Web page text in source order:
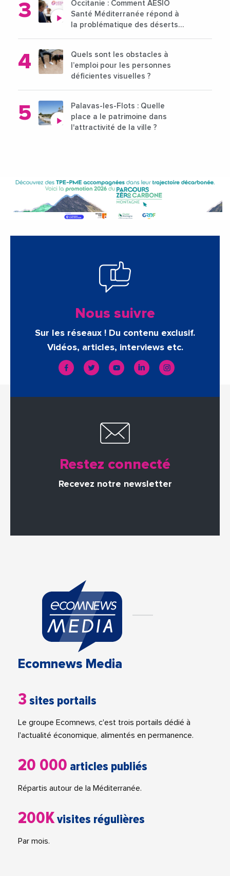
Occitanie : Comment AÉSIO
Santé Méditerranée répond à
la problématique des déserts
Quels sont les obstacles à
l’emploi pour les personnes
déficientes visuelles ?
Palavas-les-Flots : Quelle
place a le patrimoine dans
l'attractivité de la ville ?
Nous suivre
Sur les réseaux ! Du contenu exclusif.
Vidéos, articles, interviews etc.
Restez connecté
Recevez notre newsletter
Ecomnews Media
3 sites portails
Le groupe Ecomnews, c'est trois portails dédié à
l'actualité économique, alimentés en permanence.
20 000 articles publiés
Répartis autour de la Méditerranée.
200Kvisites régulières
Par mois.